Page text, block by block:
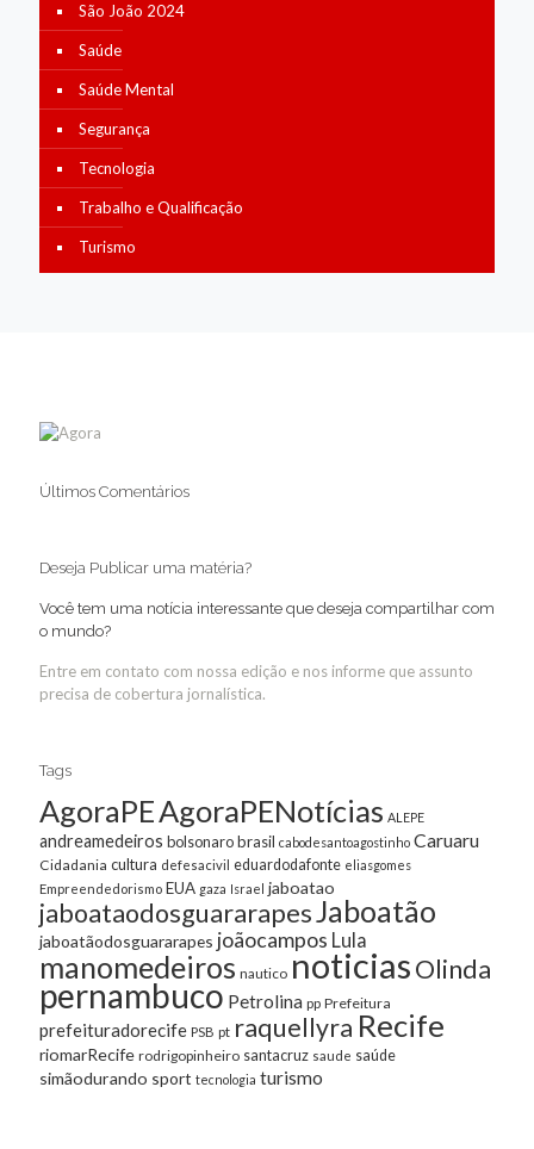
São João 2024
Saúde
Saúde Mental
Segurança
Tecnologia
Trabalho e Qualificação
Turismo
Últimos Comentários
Deseja Publicar uma matéria?
Você tem uma notícia interessante que deseja compartilhar com
o mundo?
Entre em contato com nossa edição e nos informe que assunto
precisa de cobertura jornalística.
Tags
AgoraPEAgoraPENotícias ALEPE
andreamedeiros bolsonarobrasil cabodesantoagostinho Caruaru
Cidadania cultura defesacivil eduardodafonte eliasgomes
Empreendedorismo EUA gaza Israel jaboatao
jaboataodosguararapesJaboatão
jaboatãodosguararapes joãocampos Lula
manomedeiros nautico noticiasOlinda
pernambuco Petrolina pp Prefeitura
prefeituradorecife PSB pt raquellyra Recife
riomarRecife rodrigopinheiro santacruz saude saúde
simãodurando sport tecnologia turismo